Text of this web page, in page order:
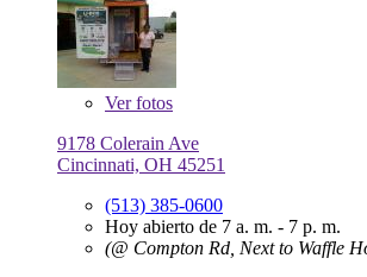
Verfotos
9178 Colerain Ave
Cincinnati, OH 45251
(513) 385-0600
Hoy abierto de 7 a. m. - 7 p. m.
(@ Compton Rd, Next to Waffle